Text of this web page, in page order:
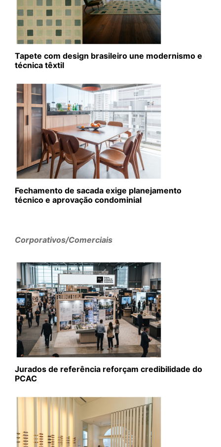
Tapete com design brasileiro une modernismo e
técnica têxtil
Fechamento de sacada exige planejamento
técnico e aprovação condominial
Corporativos/Comerciais
Jurados de referência reforçam credibilidade do
PCAC